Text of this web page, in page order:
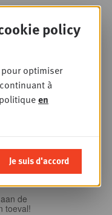
de
toeval!
policy
optimiser
à
en
Je suis d'accord